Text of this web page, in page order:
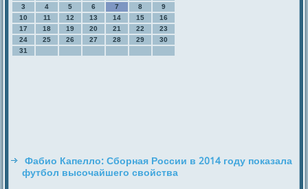
3
4 5 6 7 8
9
10
11 12 13 14 15
16
17
18 19 20 21 22
23
24
25 26 27 28 29
30
31
Фабио Капелло: Сборная России в 2014 году показала
футбол высочайшего свойства